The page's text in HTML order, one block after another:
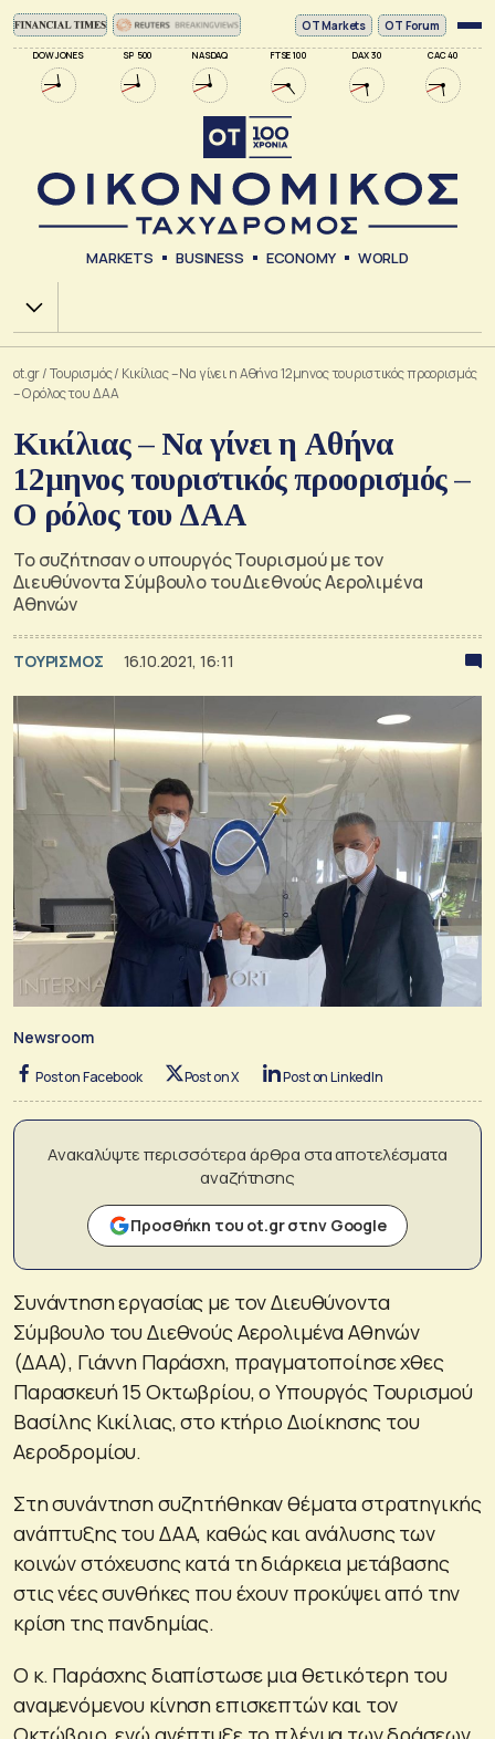
DOW JONES SP 500 NASDAQ FTSE 100 DAX 30 CAC 40
ΟΤ Markets OT Forum
MARKETS BUSINESS ECONOMY WORLD
Χ.Α.
ot.gr/Τουρισμός/ Κικίλιας – Να γίνει η Αθήνα 12μηνος τουριστικός προορισμός
– Ο ρόλος του ΔΑΑ
Κικίλιας – Να γίνει η Αθήνα
12μηνος τουριστικός προορισμός –
Ο ρόλος του ΔΑΑ
Το συζήτησαν ο υπουργός Τουρισμού με τον
Διευθύνοντα Σύμβουλο του Διεθνούς Αερολιμένα
Αθηνών
ΤΟΥΡΙΣΜΟΣ 16.10.2021, 16:11
Newsroom
Post on Facebook Post on X Post on LinkedIn
Ανακαλύψτε περισσότερα άρθρα στα αποτελέσματα
αναζήτησης
Προσθήκη του ot.gr στην Google
Συνάντηση εργασίας με τον Διευθύνοντα
Σύμβουλο του Διεθνούς Αερολιμένα Αθηνών
(ΔΑΑ), Γιάννη Παράσχη, πραγματοποίησε χθες
Παρασκευή 15 Οκτωβρίου, ο Υπουργός Τουρισμού
Βασίλης Κικίλιας, στο κτήριο Διοίκησης του
Αεροδρομίου.
Στη συνάντηση συζητήθηκαν θέματα στρατηγικής
ανάπτυξης του ΔΑΑ, καθώς και ανάλυσης των
κοινών στόχευσης κατά τη διάρκεια μετάβασης
στις νέες συνθήκες που έχουν προκύψει από την
κρίση της πανδημίας.
Ο κ. Παράσχης διαπίστωσε μια θετικότερη του
αναμενόμενου κίνηση επισκεπτών και τον